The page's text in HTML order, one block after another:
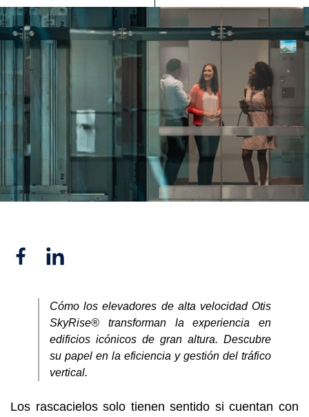
Facebook
Linkedin
Cómo los elevadores de alta velocidad Otis
SkyRise® transforman la experiencia en
edificios icónicos de gran altura. Descubre
su papel en la eficiencia y gestión del tráfico
vertical.
Los rascacielos solo tienen sentido si cuentan con